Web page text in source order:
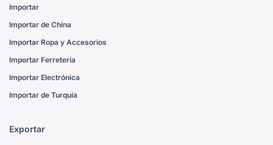
Importar
Importar de China
Importar Ropa y Accesorios
Importar Ferretería
Importar Electrónica
Importar de Turquía
Exportar